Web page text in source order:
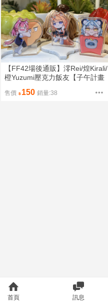
【FF42場後通販】澪Rei/煌Kirali/
橙Yuzumi壓克力飯友【子午計畫
售價 150 銷量:38
首頁 訊息